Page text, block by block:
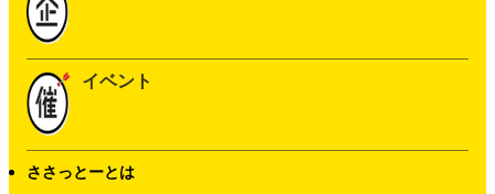
イベント
ささっとーとは